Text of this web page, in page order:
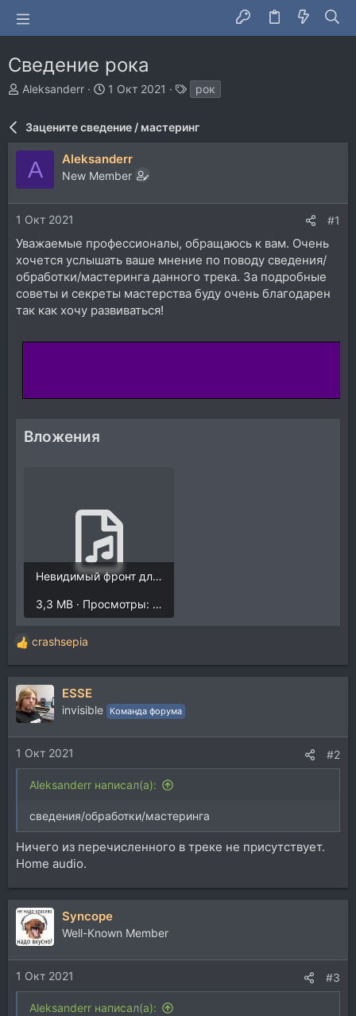
Сведение рока
А
о
р
м
ы
Aleksanderr
Д
а
а
ч
л
1 Окт 2021
е
и
рок
Зацените сведение / мастеринг
A Aleksanderr
New Member
1 Окт 2021 #1
Уважаемые профессионалы, обращаюсь к вам. Очень
хочется услышать ваше мнение по поводу сведения/
обработки/мастеринга данного трека. За подробные
советы и секреты мастерства буду очень благодарен
так как хочу развиваться!
Вложения
Невидимый фронт для лэйбла мп3.mp3
3,3 MB · Просмотры: 613
Р
е
а
к
ц
и
и
:
crashsepia
ESSE
invisible Команда форума
1 Окт 2021 #2
Aleksanderr написал(а):
сведения/обработки/мастеринга
Ничего из перечисленного в треке не присутствует.
Home audio.
Syncope
Well-Known Member
1 Окт 2021 #3
Aleksanderr написал(а):